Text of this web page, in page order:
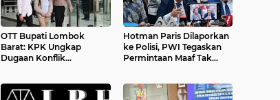
OTT Bupati Lombok
Barat: KPK Ungkap
Dugaan Konflik
Gratifikasi
Hotman Paris Dilaporkan
ke Polisi, PWI Tegaskan
Permintaan Maaf Tak
Wartawan